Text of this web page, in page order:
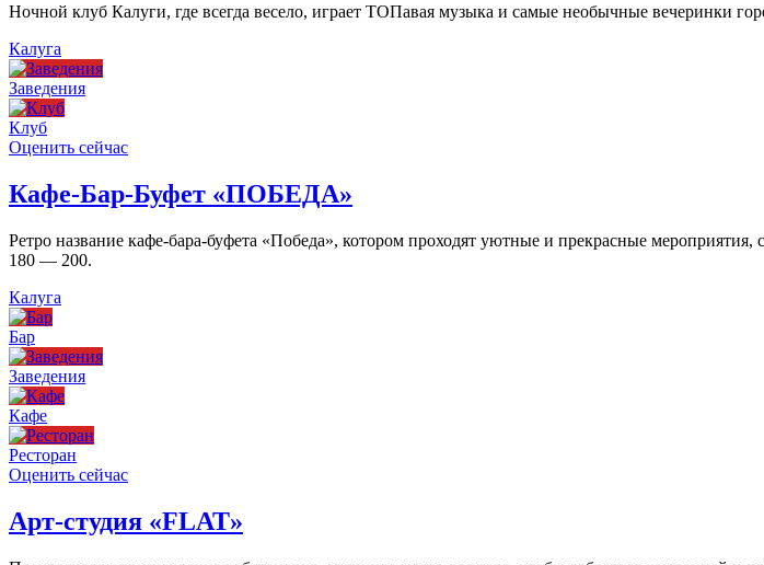
Ночной клуб Калуги, где всегда весело, играет ТОПавая музыка и самые необычные вечеринки
Калуга
Заведения
Клуб
Оценить сейчас
Кафе-Бар-Буфет «ПОБЕДА»
Ретро название кафе-бара-буфета «Победа», котором проходят уютные и прекрасные
180 — 200.
Калуга
Бар
Заведения
Кафе
Ресторан
Оценить сейчас
Арт-студия «FLAT»